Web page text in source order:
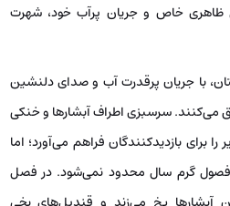
ظاهری خاص و جریان پرآب خود، شهرت
با جریان پرقدرت آب و صدای دلنشین
می‌کنند. سرسبزی اطراف آبشارها و خنکی
برای بازدیدکنندگان فراهم می‌آورد؛ اما
فصول گرم سال محدود نمی‌شود. در فصل